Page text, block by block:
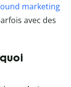
marketing
avec des